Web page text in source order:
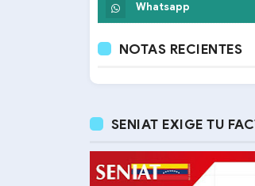
Whatsapp
NOTAS RECIENTES
SENIAT EXIGE TU